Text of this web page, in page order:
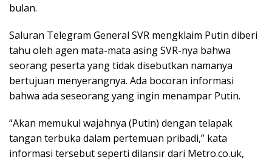
bulan.
Saluran Telegram General SVR mengklaim Putin diberi
tahu oleh agen mata-mata asing SVR-nya bahwa
seorang peserta yang tidak disebutkan namanya
bertujuan menyerangnya. Ada bocoran informasi
bahwa ada seseorang yang ingin menampar Putin.
“Akan memukul wajahnya (Putin) dengan telapak
tangan terbuka dalam pertemuan pribadi,” kata
informasi tersebut seperti dilansir dari Metro.co.uk,